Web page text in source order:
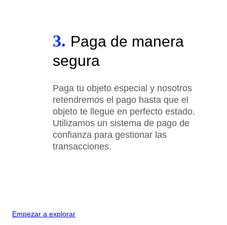
3. Paga de manera
segura
Paga tu objeto especial y nosotros
retendremos el pago hasta que el
objeto te llegue en perfecto estado.
Utilizamos un sistema de pago de
confianza para gestionar las
transacciones.
Empezar a explorar